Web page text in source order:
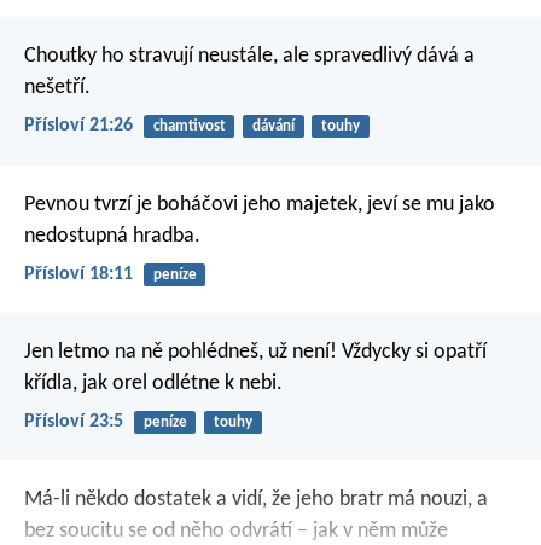
Choutky ho stravují neustále, ale spravedlivý dává a
nešetří.
Přísloví 21:26 chamtivost dávání touhy
Pevnou tvrzí je boháčovi jeho majetek, jeví se mu jako
nedostupná hradba.
Přísloví 18:11 peníze
Jen letmo na ně pohlédneš, už není! Vždycky si opatří
křídla, jak orel odlétne k nebi.
Přísloví 23:5 peníze touhy
Má-li někdo dostatek a vidí, že jeho bratr má nouzi, a
bez soucitu se od něho odvrátí – jak v něm může